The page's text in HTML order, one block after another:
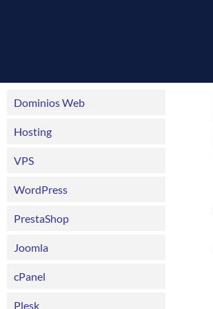
Dominios Web
Hosting
VPS
WordPress
PrestaShop
Joomla
cPanel
Plesk